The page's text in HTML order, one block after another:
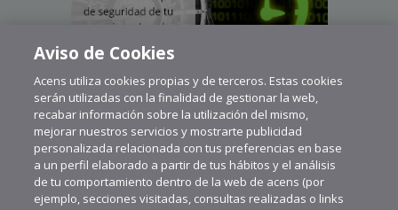
Aviso de Cookies
Acens utiliza cookies propias y de terceros. Estas cookies
serán utilizadas con la finalidad de gestionar la web,
recabar información sobre la utilización del mismo,
mejorar nuestros servicios y mostrarte publicidad
personalizada relacionada con tus preferencias en base
a un perfil elaborado a partir de tus hábitos y el análisis
de tu comportamiento dentro de la web de acens (por
ejemplo, secciones visitadas, consultas realizadas o links